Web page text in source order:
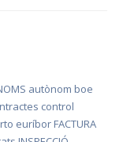
autònom boe
control
euríbor FACTURA